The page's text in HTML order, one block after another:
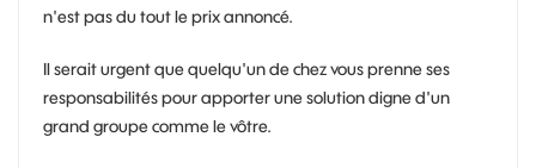
n'est pas du tout le prix annoncé.
Il serait urgent que quelqu'un de chez vous prenne ses
responsabilités pour apporter une solution digne d'un
grand groupe comme le vôtre.